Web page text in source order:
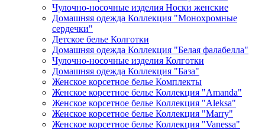
Чулочно-носочные изделия Носки женские
Домашняя одежда Коллекция "Монохромные
сердечки"
Детское белье Колготки
Домашняя одежда Коллекция "Белая фалабелла"
Чулочно-носочные изделия Колготки
Домашняя одежда Коллекция "База"
Женское корсетное белье Комплекты
Женское корсетное белье Коллекция "Amanda"
Женское корсетное белье Коллекция "Aleksa"
Женское корсетное белье Коллекция "Marry"
Женское корсетное белье Коллекция "Vanessa"